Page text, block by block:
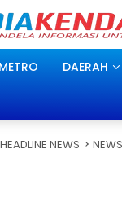
METRO DAERAH
HEADLINE NEWS NEWS